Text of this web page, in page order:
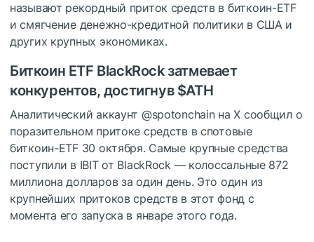
называют рекордный приток средств в биткоин-ETF
и смягчение денежно-кредитной политики в США и
других крупных экономиках.
Биткоин ETF BlackRock затмевает
конкурентов, достигнув $ATH
Аналитический аккаунт @spotonchain на X сообщил о
поразительном притоке средств в спотовые
биткоин-ETF 30 октября. Самые крупные средства
поступили в IBIT от BlackRock — колоссальные 872
миллиона долларов за один день. Это один из
крупнейших притоков средств в этот фонд с
момента его запуска в январе этого года.